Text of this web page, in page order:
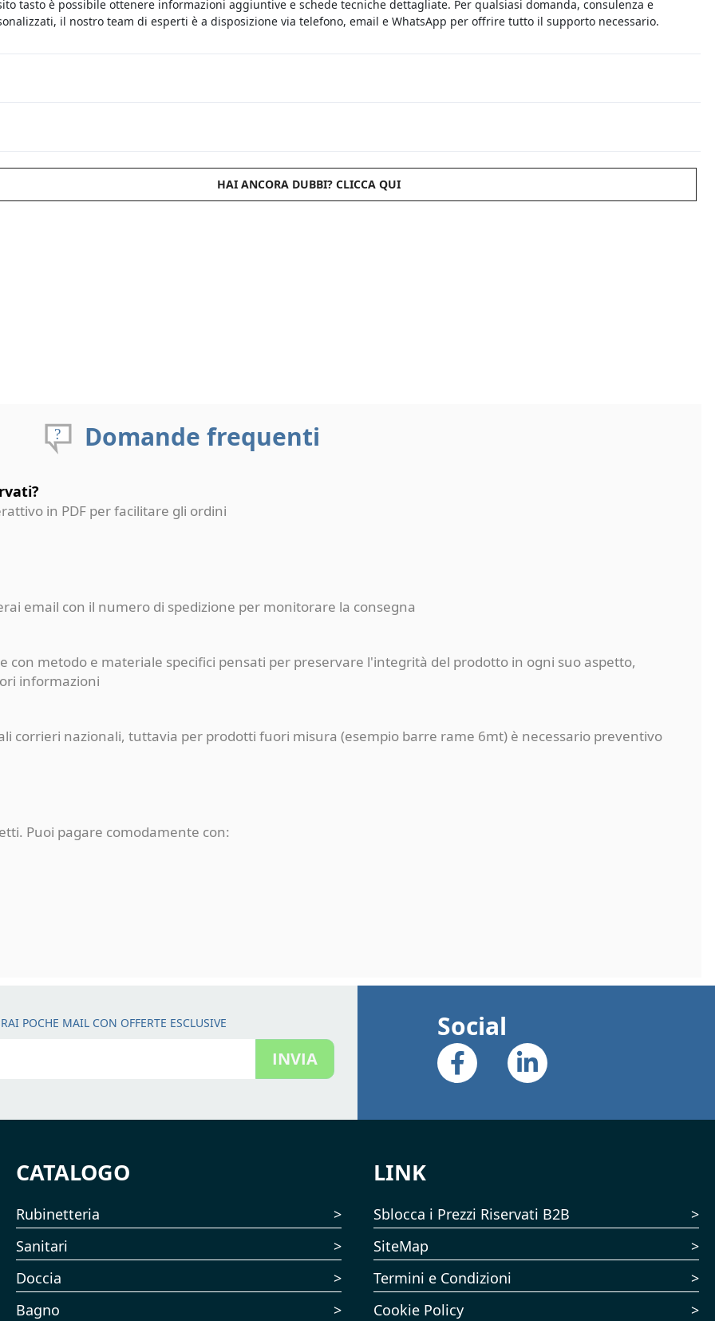
tasto è possibile ottenere informazioni aggiuntive e schede tecniche dettagliate. Per qualsiasi domanda, consulenza e
il nostro team di esperti è a disposizione via telefono, email e WhatsApp per offrire tutto il supporto necessario.
HAI ANCORA DUBBI? CLICCA QUI
Domande frequenti
in PDF per facilitare gli ordini
email con il numero di spedizione per monitorare la consegna
con metodo e materiale specifici pensati per preservare l'integrità del prodotto in ogni suo aspetto,
informazioni
corrieri nazionali, tuttavia per prodotti fuori misura (esempio barre rame 6mt) è necessario preventivo
Puoi pagare comodamente con:
POCHE MAIL CON OFFERTE ESCLUSIVE
INVIA
Social
CATALOGO
Rubinetteria
Sanitari
Doccia
Bagno
LINK
Sblocca i Prezzi Riservati B2B
SiteMap
Termini e Condizioni
Cookie Policy